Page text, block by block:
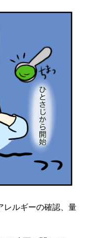
レルギーの確認、量